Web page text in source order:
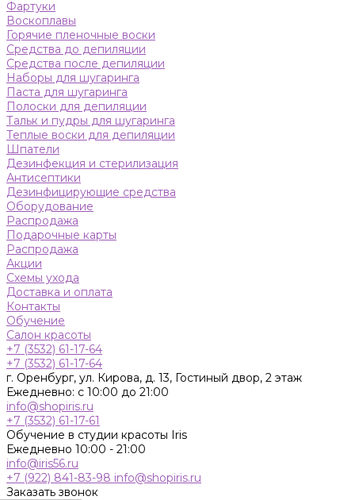
Фартуки
Воскоплавы
Горячие пленочные воски
Средства до депиляции
Средства после депиляции
Наборы для шугаринга
Паста для шугаринга
Полоски для депиляции
Тальк и пудры для шугаринга
Теплые воски для депиляции
Шпатели
Дезинфекция и стерилизация
Антисептики
Дезинфицирующие средства
Оборудование
Распродажа
Подарочные карты
Распродажа
Акции
Схемы ухода
Доставка и оплата
Контакты
Обучение
Салон красоты
+7 (3532) 61-17-64
+7 (3532) 61-17-64
г. Оренбург, ул. Кирова, д. 13, Гостиный двор, 2 этаж
Ежедневно: с 10:00 до 21:00
info@shopiris.ru
+7 (3532) 61-17-61
Обучение в студии красоты Iris
Ежедневно 10:00 - 21:00
info@iris56.ru
+7 (922) 841-83-98 info@shopiris.ru
Заказать звонок